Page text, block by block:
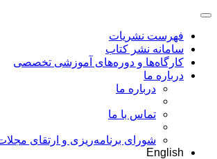
فهرست نشریات
سامانه نشر کتاب
کارگاه‌ها و دوره‌های آموزشی تخصصی
درباره ما
درباره ما
تماس با ما
شورای برنامه‌ریزی و ارتقای
English